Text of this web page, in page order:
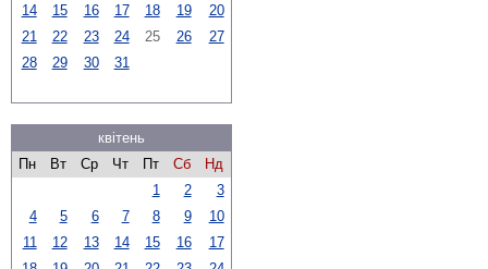
14
15 16 17 18 19
20
21
22 23 24 25 26
27
28
29 30 31
квітень
Пн
Вт Ср Чт Пт Сб
Нд
1
2
3
4
5 6 7 8 9
10
11
12 13 14 15 16
17